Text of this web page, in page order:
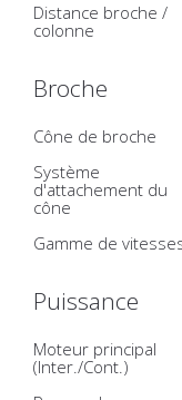
Distance broche /
colonne
Broche
Cône de broche
Système
d'attachement du
cône
Gamme de
Puissance
Moteur principal
(Inter./Cont.)